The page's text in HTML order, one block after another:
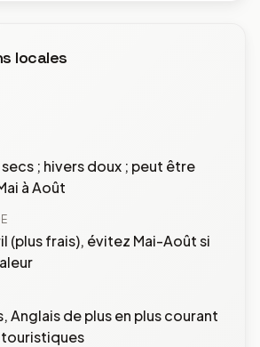
locales
; hivers doux ; peut être
à Août
(plus frais), évitez Mai-Août si
Anglais de plus en plus courant
touristiques